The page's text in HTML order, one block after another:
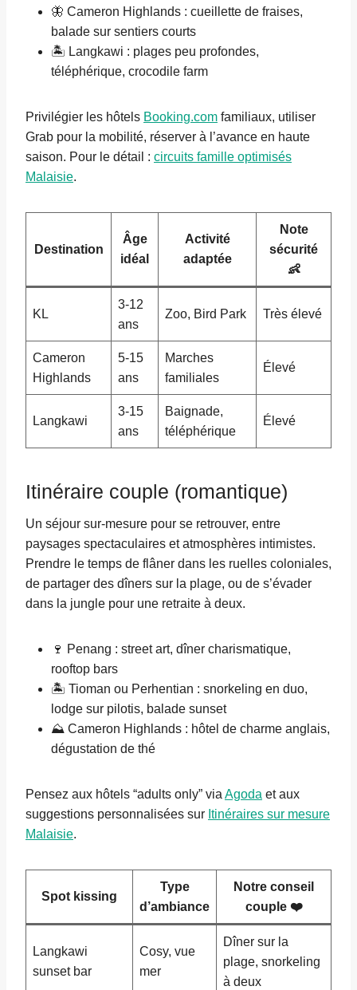
🦋 Cameron Highlands : cueillette de fraises,
balade sur sentiers courts
🏝️ Langkawi : plages peu profondes,
téléphérique, crocodile farm
Privilégier les hôtels Booking.com familiaux, utiliser
Grab pour la mobilité, réserver à l’avance en haute
saison. Pour le détail : circuits famille optimisés
Malaisie.
Destination
Âge
idéal
Activité
adaptée
Note
sécurité
👶
KL
3-12
ans
Zoo, Bird Park Très élevé
Cameron
Highlands
5-15
ans
Marches
familiales
Élevé
Langkawi
3-15
ans
Baignade,
téléphérique
Élevé
Itinéraire couple (romantique)
Un séjour sur-mesure pour se retrouver, entre
paysages spectaculaires et atmosphères intimistes.
Prendre le temps de flâner dans les ruelles coloniales,
de partager des dîners sur la plage, ou de s’évader
dans la jungle pour une retraite à deux.
🍷 Penang : street art, dîner charismatique,
rooftop bars
🏝️ Tioman ou Perhentian : snorkeling en duo,
lodge sur pilotis, balade sunset
⛰️ Cameron Highlands : hôtel de charme anglais,
dégustation de thé
Pensez aux hôtels “adults only” viaAgoda et aux
suggestions personnalisées sur Itinéraires sur mesure
Malaisie.
Spot kissing
Type
d’ambiance
Notre conseil
couple ❤️
Langkawi
sunset bar
Cosy, vue
mer
Dîner sur la
plage, snorkeling
à deux